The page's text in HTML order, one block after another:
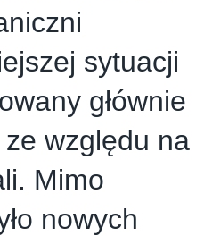
sytuacji
głównie
względu na
Mimo
nowych